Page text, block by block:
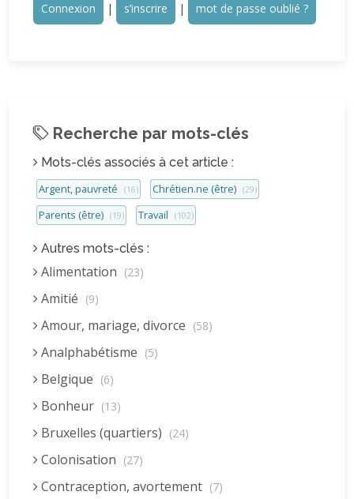
Connexion | s’inscrire | mot de passe oublié ?
Recherche par mots-clés
Mots-clés associés à cet article :
Argent, pauvreté (16) Chrétien.ne (être) (29)
Parents (être) (19) Travail (102)
Autres mots-clés :
Alimentation (23)
Amitié (9)
Amour, mariage, divorce (58)
Analphabétisme (5)
Belgique (6)
Bonheur (13)
Bruxelles (quartiers) (24)
Colonisation (27)
Contraception, avortement (7)